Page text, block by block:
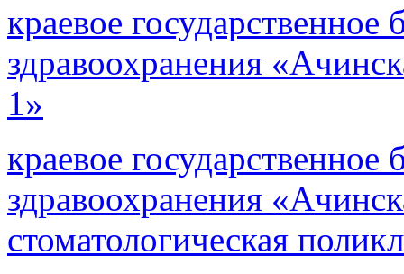
краевое
здравоохранения
1»
краевое
здравоохранения
стоматологическая